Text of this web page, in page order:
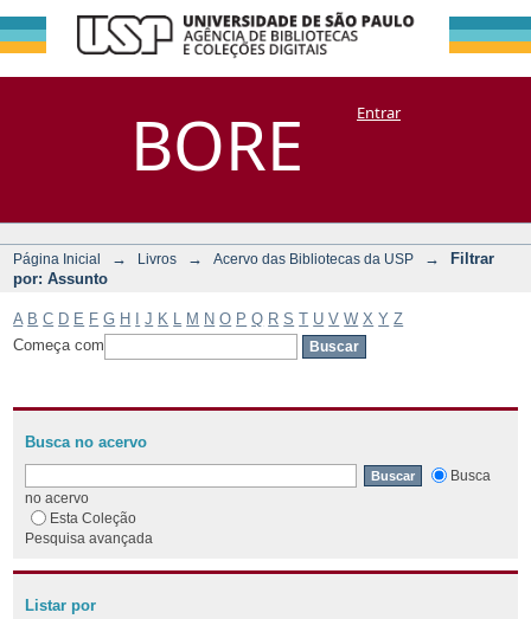
BORE
Filtrar por:
Assunto
DSpace/Manakin + CoriscoEntrar
Página Inicial → Livros → Acervo das Bibliotecas da USP →
Filtrar
por: Assunto
A B C D E F G H J K M N O P Q R S T U V W X Y Z
Começa com
Busca no acervo
Busca
no acervo
Esta Coleção
Pesquisa avançada
Listar por